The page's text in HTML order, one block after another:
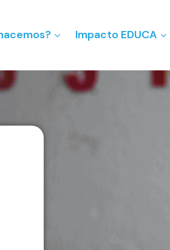
Impacto EDUCA